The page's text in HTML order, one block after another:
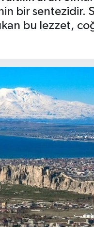
bir
bu lezzet,